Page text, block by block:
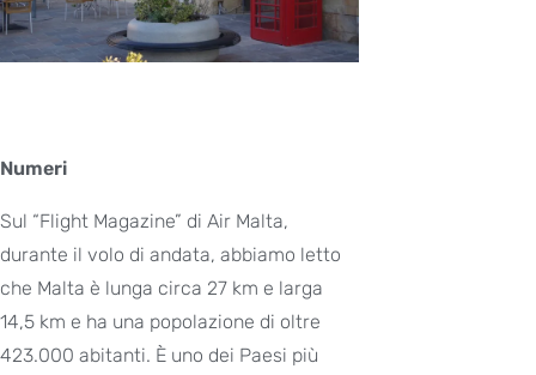
Numeri
Sul “Flight Magazine” di Air Malta,
durante il volo di andata, abbiamo letto
che Malta è lunga circa 27 km e larga
14,5 km e ha una popolazione di oltre
423.000 abitanti. È uno dei Paesi più